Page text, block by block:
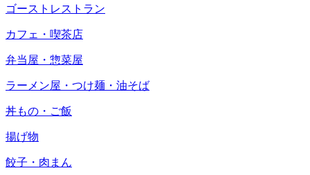
ゴーストレストラン
カフェ・喫茶店
弁当屋・惣菜屋
ラーメン屋・つけ麺・油そば
丼もの・ご飯
揚げ物
餃子・肉まん